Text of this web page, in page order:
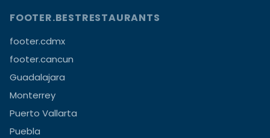
FOOTER.BESTRESTAURANTS
footer.cdmx
footer.cancun
Guadalajara
Monterrey
Puerto Vallarta
Puebla